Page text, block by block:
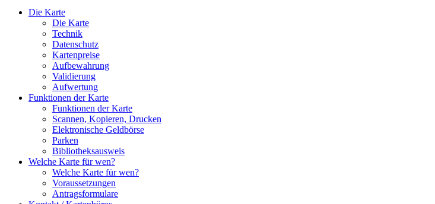
Die Karte
Die Karte
Technik
Datenschutz
Kartenpreise
Aufbewahrung
Validierung
Aufwertung
Funktionen der Karte
Funktionen der Karte
Scannen, Kopieren, Drucken
Elektronische Geldbörse
Parken
Bibliotheksausweis
Welche Karte für wen?
Welche Karte für wen?
Voraussetzungen
Antragsformulare